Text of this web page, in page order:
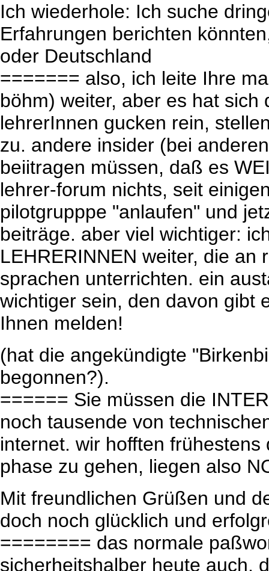
Ich wiederhole: Ich suche
Erfahrungen berichten
oder Deutschland
======= also, ich leite Ihre
böhm) weiter, aber es hat
lehrerInnen gucken rein,
zu. andere insider (bei
beiitragen müssen, daß es
lehrer-forum nichts, seit
pilotgrupppe "anlaufen" und
beiträge. aber viel wichtiger:
LEHRERINNEN weiter, die an
sprachen unterrichten. ein
wichtiger sein, den davon gibt
Ihnen melden!
(hat die angekündigte
begonnen?).
====== Sie müssen die
noch tausende von
internet. wir hofften
phase zu gehen, liegen also
Mit freundlichen Grüßen und
doch noch glücklich und
======== das normale
sicherheitshalber heute auch,